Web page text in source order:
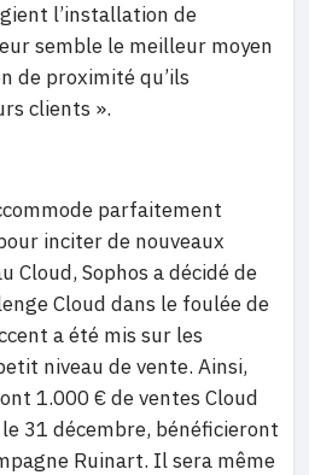
l’installation de
semble le meilleur moyen
de proximité qu’ils
clients ».
parfaitement
inciter de nouveaux
Cloud, Sophos a décidé de
Cloud dans le foulée de
a été mis sur les
niveau de vente. Ainsi,
1.000 € de ventes Cloud
31 décembre, bénéficieront
Ruinart. Il sera même